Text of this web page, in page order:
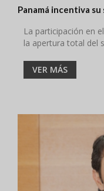
Panamá incentiva
La participación en
la apertura total del
VER MÁS